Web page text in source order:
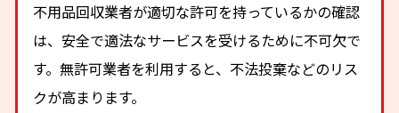
不用品回収業者が適切な許可を持っているかの確認
は、安全で適法なサービスを受けるために不可欠で
す。無許可業者を利用すると、不法投棄などのリス
クが高まります。